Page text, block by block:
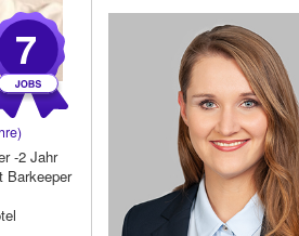
7
-2 Jahr
Barkeeper